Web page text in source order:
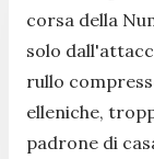
corsa della
solo
rullo
elleniche,
padrone di